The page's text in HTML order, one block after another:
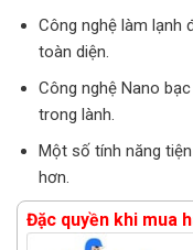
Công nghệ làm lạnh
toàn diện.
Công nghệ Nano
trong lành.
Một số tính năng
hơn.
Đặc quyền khi mua